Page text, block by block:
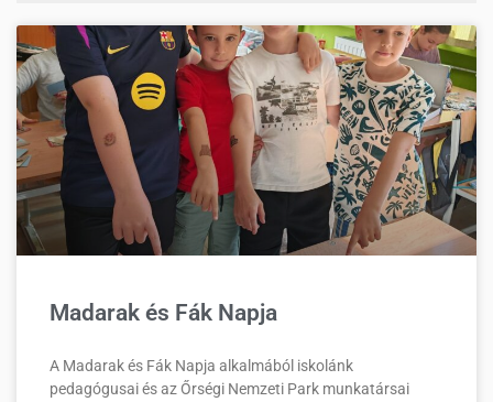
Madarak és Fák Napja
A Madarak és Fák Napja alkalmából iskolánk
pedagógusai és az Őrségi Nemzeti Park munkatársai